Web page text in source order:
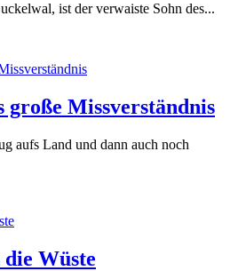
ist der verwaiste Sohn des...
große Missverständnis
aufs Land und dann auch noch
Wüste